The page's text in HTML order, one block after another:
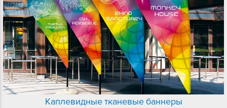
Каплевидные тканевые баннеры